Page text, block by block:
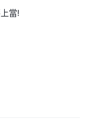
當!